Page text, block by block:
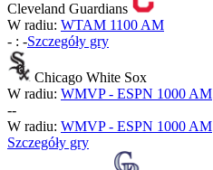
Cleveland Guardians
W radiu: WTAM 1100 AM
- : -Szczegóły gry
Chicago White Sox
W radiu: WMVP - ESPN 1000 AM
--
W radiu: WMVP - ESPN 1000 AM
Szczegóły gry